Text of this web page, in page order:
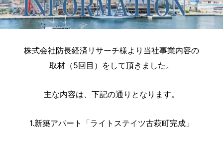
株式会社防長経済リサーチ様より当社事業内容の
取材（5回目）をして頂きました。
主な内容は、下記の通りとなります。
1.新築アパート「ライトステイツ古萩町完成」